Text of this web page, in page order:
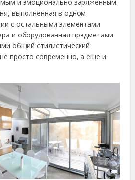
и эмоционально заряженным.
выполненная в одном
с остальными элементами
и оборудованная предметами
общий стилистический
просто современно, а еще и